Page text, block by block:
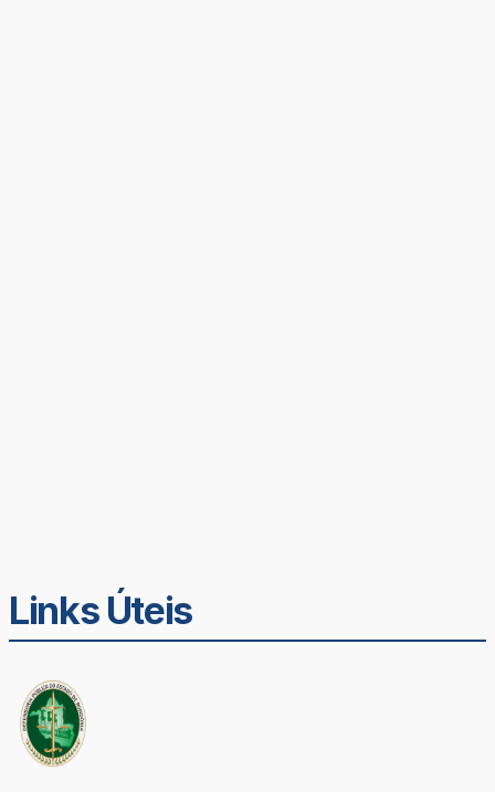
Links Úteis